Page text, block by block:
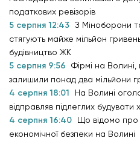
податкових ревізорів
5 серпня 12:43 З Міноборони
стягують майже мільйон
будівництво ЖК
5 серпня 9:56
Фірмі на
залишили понад два мільйони
4 серпня 18:01
На Волині
відправляв підлеглих будувати
4 серпня 16:40
Що відомо про
економічної безпеки на Волині